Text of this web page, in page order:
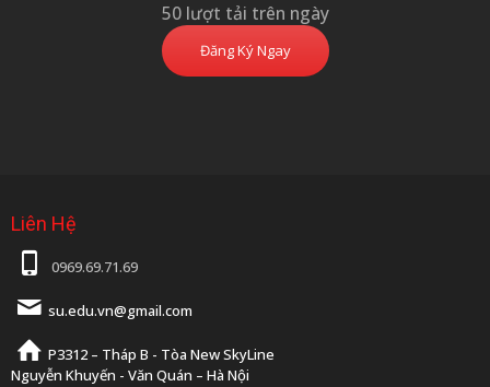
50 lượt tải trên ngày
Đăng Ký Ngay
Liên Hệ
0969.69.71.69
su.edu.vn@gmail.com
P3312 – Tháp B - Tòa New SkyLine
Nguyễn Khuyến - Văn Quán – Hà Nội